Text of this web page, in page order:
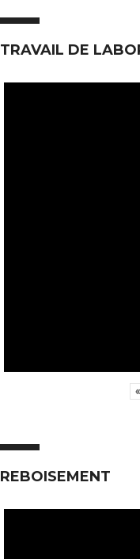
TRAVAIL DE
«
REBOISEMENT